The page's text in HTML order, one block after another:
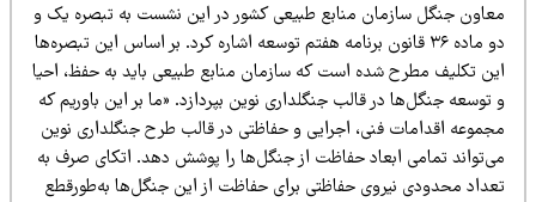
جنگل سازمان منابع طبیعی کشور در این نشست به تبصره یک و
دو ماده ۳۶ قانون برنامه هفتم توسعه اشاره کرد. بر اساس این تبصره‌ها
تکلیف مطرح شده است که سازمان منابع طبیعی باید به حفظ، احیا
توسعه جنگل‌ها در قالب جنگلداری نوین بپردازد. «ما بر این باوریم که
اقدامات فنی، اجرایی و حفاظتی در قالب طرح جنگلداری نوین
تمامی ابعاد حفاظت از جنگل‌ها را پوشش دهد. اتکای صرف به
محدودی نیروی حفاظتی برای حفاظت از این جنگل‌ها به‌طورقطع